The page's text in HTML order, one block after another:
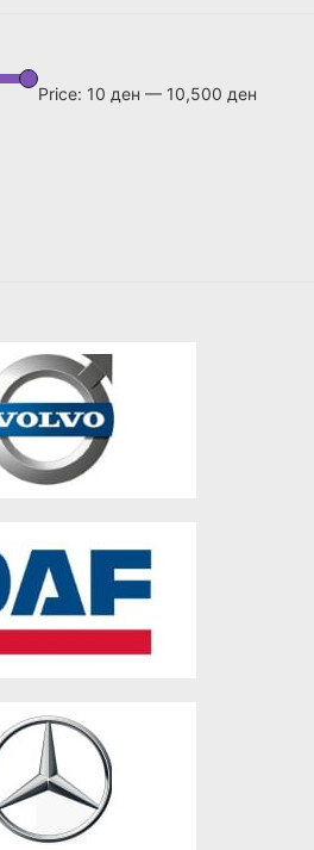
Price: 10 ден — 10,500 ден